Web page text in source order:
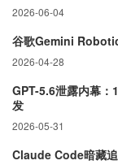
2026-06-04
谷歌Gemini
2026-04-28
GPT-5.6泄露内幕
发
2026-05-31
Claude Code暗藏